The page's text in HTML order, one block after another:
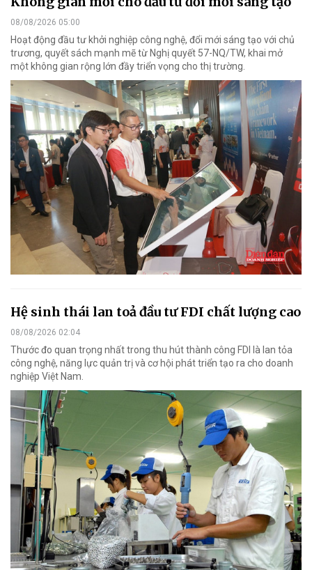
08/08/2026 05:00
Hoạt động đầu tư khởi nghiệp công nghệ, đổi mới sáng tạo với chủ
trương, quyết sách mạnh mẽ từ Nghị quyết 57-NQ/TW, khai mở
một không gian rộng lớn đầy triển vọng cho thị trường.
Hệ sinh thái lan toả đầu tư FDI chất lượng cao
08/08/2026 02:04
Thước đo quan trọng nhất trong thu hút thành công FDI là lan tỏa
công nghệ, năng lực quản trị và cơ hội phát triển tạo ra cho doanh
nghiệp Việt Nam.